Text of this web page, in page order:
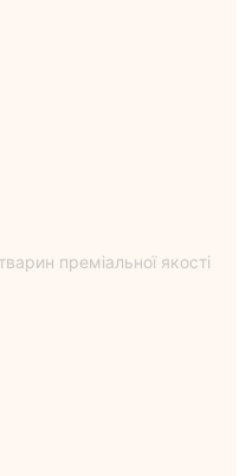
преміальної якості